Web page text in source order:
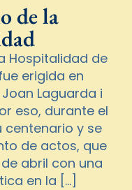
de la
Hospitalidad de
erigida en
Laguarda i
eso, durante el
centenario y se
de actos, que
abril con una
en la […]